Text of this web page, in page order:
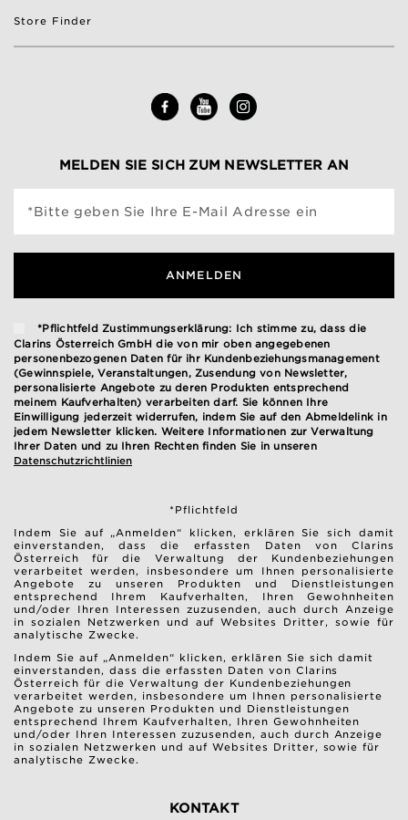
Store Finder
MELDEN SIE SICH ZUM NEWSLETTER AN
*Bitte geben Sie Ihre E-Mail Adresse ein
ANMELDEN
*Pflichtfeld Zustimmungserklärung: Ich stimme zu, dass die
Clarins Österreich GmbH die von mir oben angegebenen
personenbezogenen Daten für ihr Kundenbeziehungsmanagement
(Gewinnspiele, Veranstaltungen, Zusendung von Newsletter,
personalisierte Angebote zu deren Produkten entsprechend
meinem Kaufverhalten) verarbeiten darf. Sie können Ihre
Einwilligung jederzeit widerrufen, indem Sie auf den Abmeldelink in
jedem Newsletter klicken. Weitere Informationen zur Verwaltung
Ihrer Daten und zu Ihren Rechten finden Sie in unseren
Datenschutzrichtlinien
*Pflichtfeld
Indem Sie auf „Anmelden“ klicken, erklären Sie sich damit
einverstanden, dass die erfassten Daten von Clarins
Österreich für die Verwaltung der Kundenbeziehungen
verarbeitet werden, insbesondere um Ihnen personalisierte
Angebote zu unseren Produkten und Dienstleistungen
entsprechend Ihrem Kaufverhalten, Ihren Gewohnheiten
und/oder Ihren Interessen zuzusenden, auch durch Anzeige
in sozialen Netzwerken und auf Websites Dritter, sowie für
analytische Zwecke.
Indem Sie auf „Anmelden“ klicken, erklären Sie sich damit
einverstanden, dass die erfassten Daten von Clarins
Österreich für die Verwaltung der Kundenbeziehungen
verarbeitet werden, insbesondere um Ihnen personalisierte
Angebote zu unseren Produkten und Dienstleistungen
entsprechend Ihrem Kaufverhalten, Ihren Gewohnheiten
und/oder Ihren Interessen zuzusenden, auch durch Anzeige
in sozialen Netzwerken und auf Websites Dritter, sowie für
analytische Zwecke.
KONTAKT